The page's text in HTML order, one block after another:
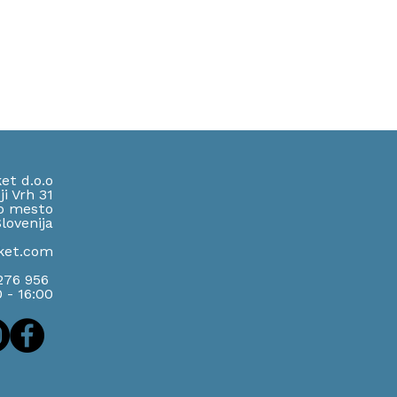
d.o.o
Vrh 31
mesto
enija
956
- 16:00